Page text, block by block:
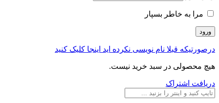
مرا به خاطر بسپار
درصورتیکه قبلا نام نویسی نکرده اید اینجا کلیک کنید
هیچ محصولی در سبد خرید نیست.
دریافت اشتراک